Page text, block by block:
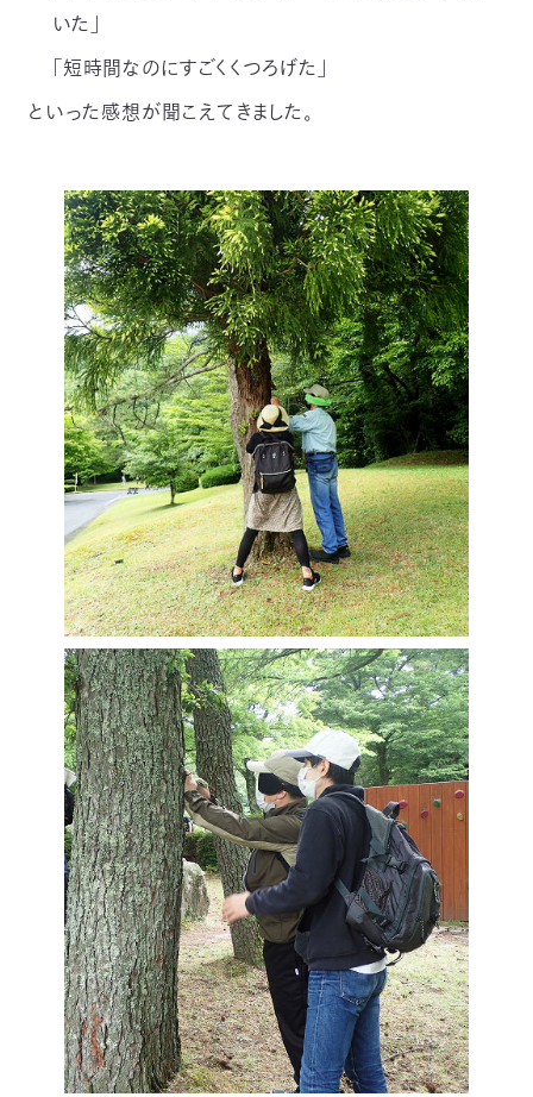
いた」
「短時間なのにすごくくつろげた」
といった感想が聞こえてきました。